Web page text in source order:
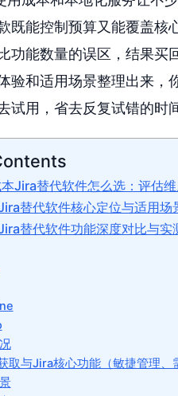
既能控制预算又能覆盖核
功能数量的误区，结果买
验和适用场景整理出来，
试用，省去反复试错的时间
Jira替代软件怎么选：评估
替代软件核心定位与适用场
替代软件功能深度对比与实
取与Jira核心功能（敏捷管理